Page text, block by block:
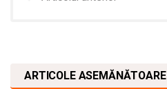
ARTICOLE ASEMĂNĂTOARE